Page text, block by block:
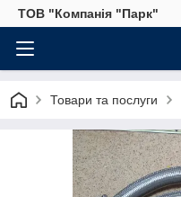
ТОВ "Компанія "Парк"
Товари та послуги